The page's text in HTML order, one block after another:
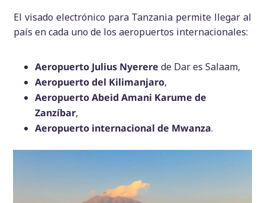
El visado electrónico para Tanzania permite llegar al
país en cada uno de los aeropuertos internacionales:
Aeropuerto Julius Nyerere de Dar es Salaam,
Aeropuerto del Kilimanjaro,
Aeropuerto Abeid Amani Karume de
Zanzíbar,
Aeropuerto internacional de Mwanza.